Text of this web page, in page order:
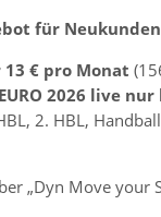
für
13 € pro Monat
EURO 2026 live
2. HBL,
„Dyn Move your